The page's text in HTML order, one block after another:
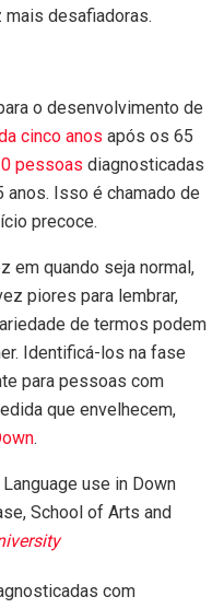
desafiadoras.
o desenvolvimento de
cinco anos após os 65
pessoas diagnosticadas
Isso é chamado de
precoce.
em quando seja normal,
piores para lembrar,
de termos podem
Identificá-los na fase
para pessoas com
que envelhecem,
.
use in Down
School of Arts and
com